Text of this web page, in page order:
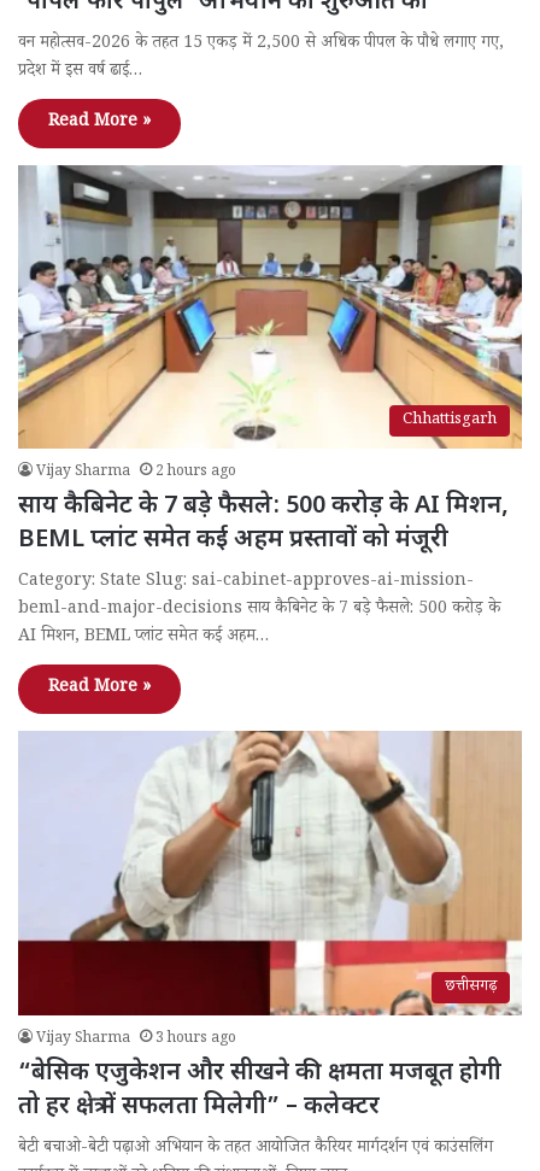
वन महोत्सव-2026 के तहत 15 एकड़ में 2,500 से अधिक पीपल के पौधे लगाए गए,
प्रदेश में इस वर्ष ढाई…
Read More »
Chhattisgarh
Vijay Sharma 2 hours ago
साय कैबिनेट के 7 बड़े फैसले: 500 करोड़ के AI मिशन,
BEML प्लांट समेत कई अहम प्रस्तावों को मंजूरी
Category: State Slug: sai-cabinet-approves-ai-mission-
beml-and-major-decisions साय कैबिनेट के 7 बड़े फैसले: 500 करोड़ के
AI मिशन, BEML प्लांट समेत कई अहम…
Read More »
छत्तीसगढ़
Vijay Sharma 3 hours ago
“बेसिक एजुकेशन और सीखने की क्षमता मजबूत होगी
तो हर क्षेत्र में सफलता मिलेगी” – कलेक्टर
बेटी बचाओ-बेटी पढ़ाओ अभियान के तहत आयोजित कैरियर मार्गदर्शन एवं काउंसलिंग